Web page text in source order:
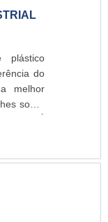
plástico
do
melhor
sobre
ser
e